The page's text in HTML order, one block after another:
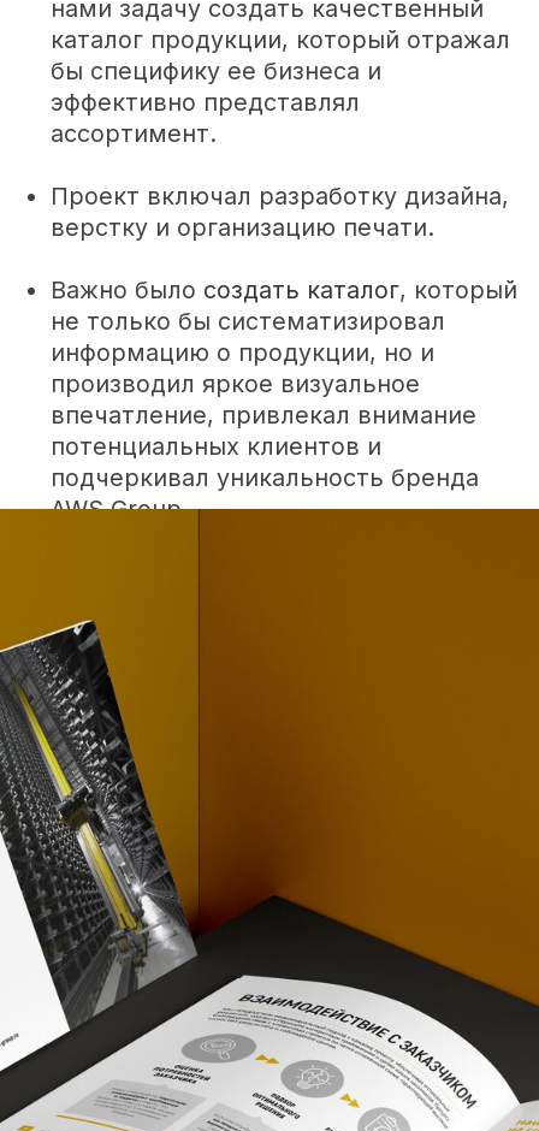
Важно былосоздать каталог, который
не только бы систематизировал
информацию о продукции, но и
производил яркое визуальное
впечатление, привлекал внимание
потенциальных клиентов и
подчеркивал уникальность бренда
Провели брифинг клиента, чтобы
детально понять все его пожелания и
требования к проекту.